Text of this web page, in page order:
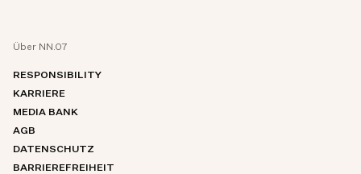
Über NN.07
RESPONSIBILITY
KARRIERE
MEDIA BANK
AGB
DATENSCHUTZ
BARRIEREFREIHEIT